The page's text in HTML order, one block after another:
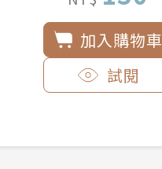
加入購物車
試閱